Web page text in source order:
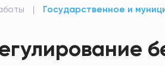
| Государственное и